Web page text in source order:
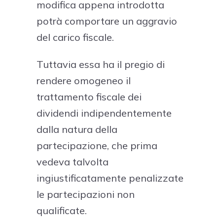
modifica appena introdotta
potrà comportare un aggravio
del carico fiscale.
Tuttavia essa ha il pregio di
rendere omogeneo il
trattamento fiscale dei
dividendi indipendentemente
dalla natura della
partecipazione, che prima
vedeva talvolta
ingiustificatamente penalizzate
le partecipazioni non
qualificate.